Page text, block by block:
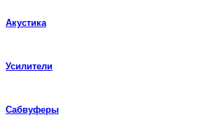
Акустика
Усилители
Сабвуферы